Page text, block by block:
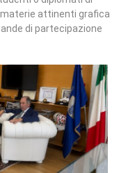
attinenti grafica
di partecipazione